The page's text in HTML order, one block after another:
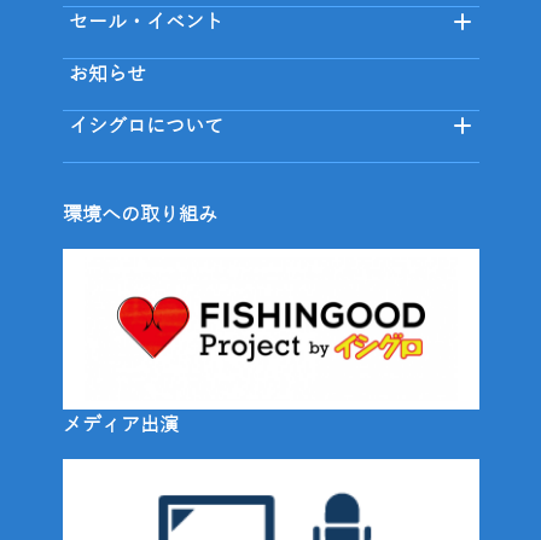
セール・イベント
お知らせ
イシグロについて
環境への取り組み
メディア出演